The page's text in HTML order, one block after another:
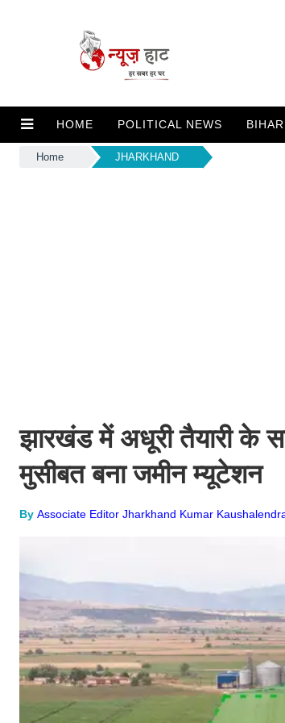
HOME POLITICAL NEWS
Home JHARKHAND
झारखंड में अधूरी तैयारी के
मुसीबत बना जमीन म्यूटेशन
By Associate Editor Jharkhand Kumar